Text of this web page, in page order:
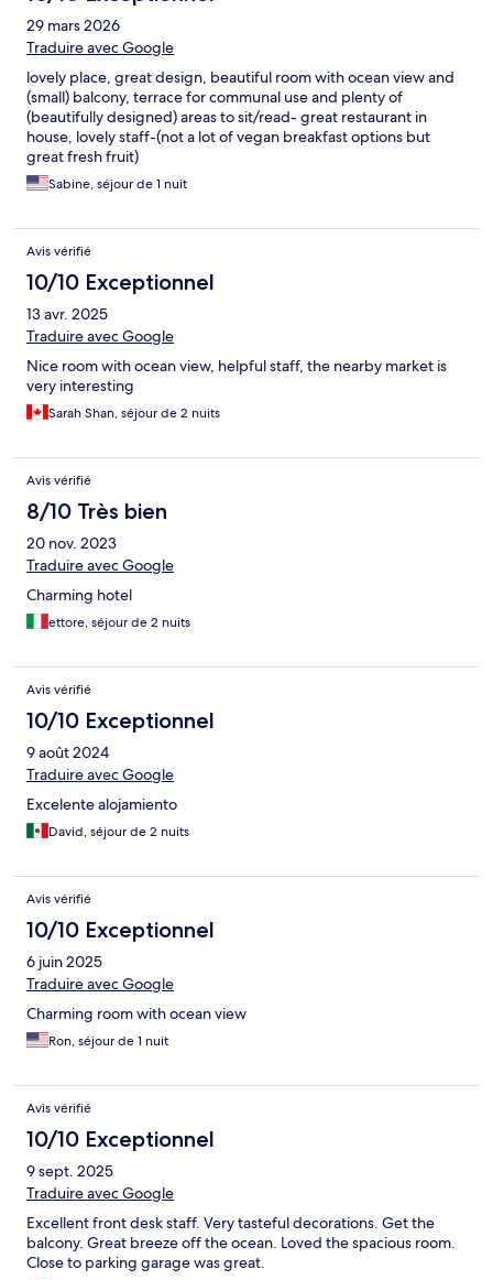
29 mars 2026
Traduire avec Google
lovely place, great design, beautiful room with ocean view and
(small) balcony, terrace for communal use and plenty of
(beautifully designed) areas to sit/read- great restaurant in
house, lovely staff-(not a lot of vegan breakfast options but
great fresh fruit)
Sabine, séjour de 1 nuit
Avis vérifié
10/10 Exceptionnel
13 avr. 2025
Traduire avec Google
Nice room with ocean view, helpful staff, the nearby market is
very interesting
Sarah Shan, séjour de 2 nuits
Avis vérifié
8/10 Très bien
20 nov. 2023
Traduire avec Google
Charming hotel
ettore, séjour de 2 nuits
Avis vérifié
10/10 Exceptionnel
9 août 2024
Traduire avec Google
Excelente alojamiento
David, séjour de 2 nuits
Avis vérifié
10/10 Exceptionnel
6 juin 2025
Traduire avec Google
Charming room with ocean view
Ron, séjour de 1 nuit
Avis vérifié
10/10 Exceptionnel
9 sept. 2025
Traduire avec Google
Excellent front desk staff. Very tasteful decorations. Get the
balcony. Great breeze off the ocean. Loved the spacious room.
Close to parking garage was great.